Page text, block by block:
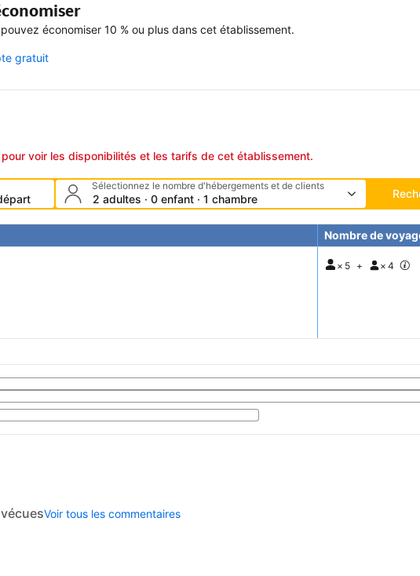
économiser 10 % ou plus dans cet établissement.
gratuit
voir les disponibilités et les tarifs de cet établissement.
Sélectionnez le nombre d'hébergements et de clients
2 adultes · 0 enfant · 1 chambre
Nombre de
× 5 + × 4
Voir tous les commentaires